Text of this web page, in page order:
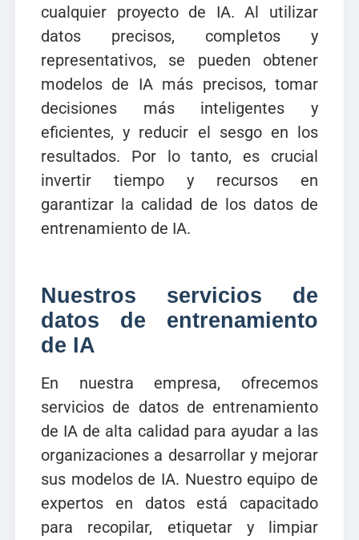
cualquier proyecto de IA. Al utilizar
datos precisos, completos y
representativos, se pueden obtener
modelos de IA más precisos, tomar
decisiones más inteligentes y
eficientes, y reducir el sesgo en los
resultados. Por lo tanto, es crucial
invertir tiempo y recursos en
garantizar la calidad de los datos de
entrenamiento de IA.
Nuestros servicios de
datos de entrenamiento
de IA
En nuestra empresa, ofrecemos
servicios de datos de entrenamiento
de IA de alta calidad para ayudar a las
organizaciones a desarrollar y mejorar
sus modelos de IA. Nuestro equipo de
expertos en datos está capacitado
para recopilar, etiquetar y limpiar